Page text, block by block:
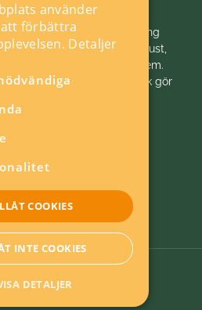
och bedriver forskning
energiområdet för ett robust,
energisystem.
politiskt neutralt. Energiforsk gör
webb
använder
förbättra
Detaljer
COOKIES
INTE COOKIES
DETALJER